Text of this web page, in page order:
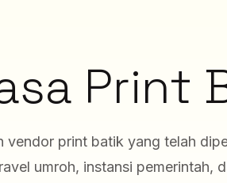
Print
vendor print batik yang telah
umroh, instansi pemerintah,